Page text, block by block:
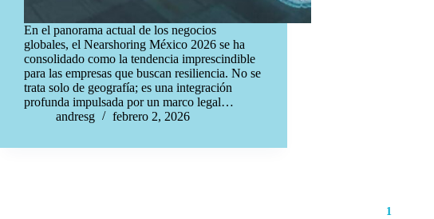
En el panorama actual de los negocios
globales, el Nearshoring México 2026 se ha
consolidado como la tendencia imprescindible
para las empresas que buscan resiliencia. No se
trata solo de geografía; es una integración
profunda impulsada por un marco legal…
andresg
febrero 2, 2026
1